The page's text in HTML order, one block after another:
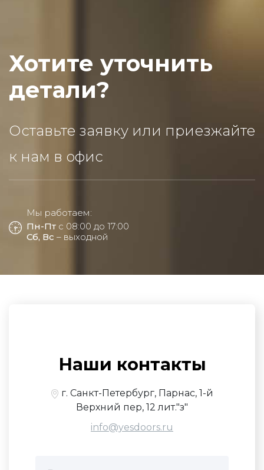
Хотите уточнить
детали?
Оставьте заявку или приезжайте
к нам в офис
Мы работаем:
Пн-Пт с 08:00 до 17:00
Сб, Вс – выходной
Наши контакты
г. Санкт-Петербург, Парнас, 1-й
Верхний пер, 12 лит."з"
info@yesdoors.ru